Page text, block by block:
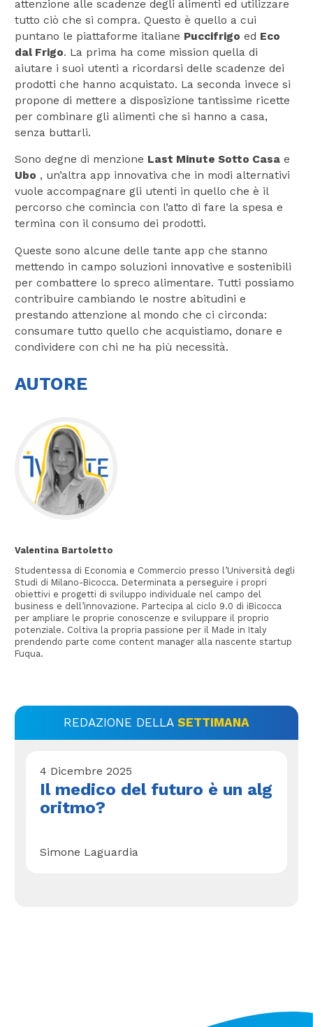
attenzione alle scadenze degli alimenti ed utilizzare
tutto ciò che si compra. Questo è quello a cui
puntano le piattaforme italiane Puccifrigo ed Eco
dal Frigo. La prima ha come mission quella di
aiutare i suoi utenti a ricordarsi delle scadenze dei
prodotti che hanno acquistato. La seconda invece si
propone di mettere a disposizione tantissime ricette
per combinare gli alimenti che si hanno a casa,
senza buttarli.
Sono degne di menzione Last Minute Sotto Casa e
Ubo , un’altra app innovativa che in modi alternativi
vuole accompagnare gli utenti in quello che è il
percorso che comincia con l’atto di fare la spesa e
termina con il consumo dei prodotti.
Queste sono alcune delle tante app che stanno
mettendo in campo soluzioni innovative e sostenibili
per combattere lo spreco alimentare. Tutti possiamo
contribuire cambiando le nostre abitudini e
prestando attenzione al mondo che ci circonda:
consumare tutto quello che acquistiamo, donare e
condividere con chi ne ha più necessità.
AUTORE
Valentina Bartoletto
Studentessa di Economia e Commercio presso l’Università degli
Studi di Milano-Bicocca. Determinata a perseguire i propri
obiettivi e progetti di sviluppo individuale nel campo del
business e dell’innovazione. Partecipa al ciclo 9.0 di iBicocca
per ampliare le proprie conoscenze e sviluppare il proprio
potenziale. Coltiva la propria passione per il Made in Italy
prendendo parte come content manager alla nascente startup
Fuqua.
REDAZIONE DELLA SETTIMANA
4 Dicembre 2025
Il medico del futuro è un alg
oritmo?
Simone Laguardia